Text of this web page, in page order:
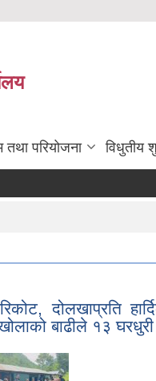
तथा परियोजना विधुतीय
दोलखाप्रति
बाढीले १३